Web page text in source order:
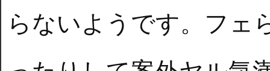
らないようです。フェ